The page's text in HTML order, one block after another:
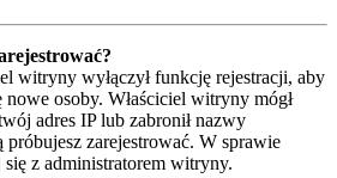
witryny wyłączył funkcję rejestracji, aby
nowe osoby. Właściciel witryny mógł
adres IP lub zabronił nazwy
zarejestrować. W sprawie
z administratorem witryny.